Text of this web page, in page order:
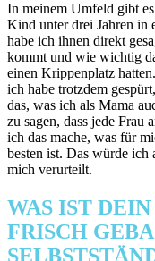
In meinem Umfeld gibt
Kind unter drei Jahren in
habe ich ihnen direkt
kommt und wie wichtig
einen Krippenplatz
ich habe trotzdem
das, was ich als Mama
zu sagen, dass jede Frau
ich das mache, was für
besten ist. Das würde ich
mich verurteilt.
WAS IST
FRISCH